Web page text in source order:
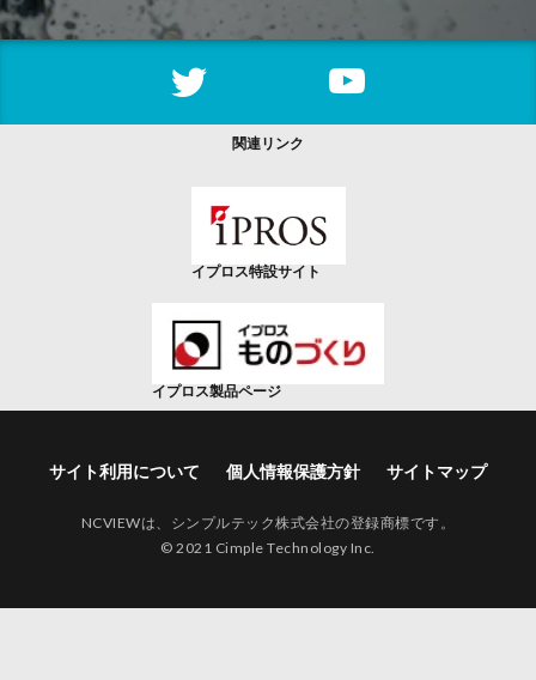
関連リンク
イプロス特設サイト
イプロス製品ページ
サイト利用について 個人情報保護方針 サイトマップ
NCVIEWは、シンプルテック株式会社の登録商標です。
© 2021 Cimple Technology Inc.